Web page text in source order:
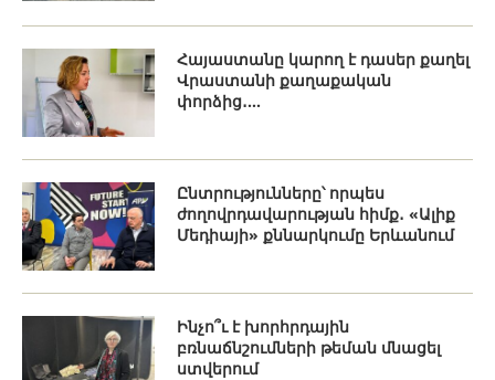
Հայաստանը կարող է դասեր քաղել
Վրաստանի քաղաքական
փորձից․...
Ընտրությունները՝ որպես
ժողովրդավարության հիմք․ «Ալիք
Մեդիայի» քննարկումը Երևանում
Ինչո՞ւ է խորհրդային
բռնաճնշումների թեման մնացել
ստվերում